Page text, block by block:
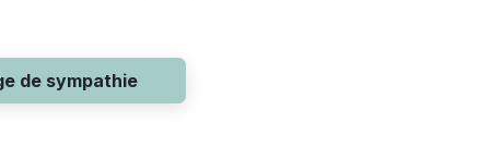
de sympathie